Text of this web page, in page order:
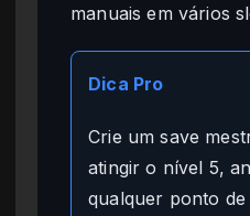
manuais em vários
Dica Pro
Crie um save
atingir o nível 5,
qualquer ponto de